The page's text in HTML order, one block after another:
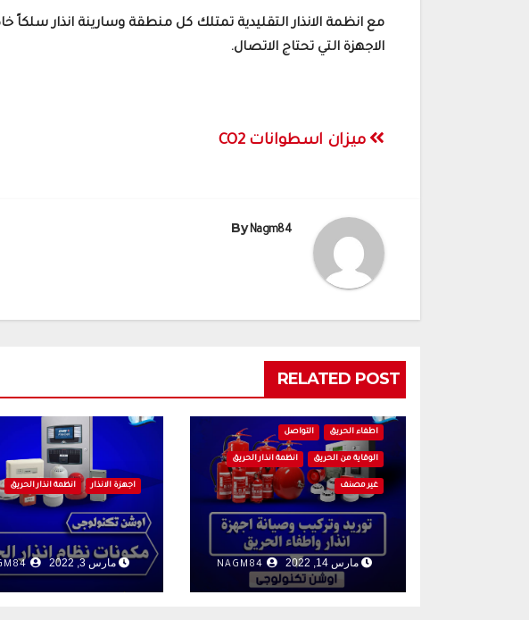
مع انظمة الانذار التقليدية تمتلك كل منطقة وسارينة انذار سلكاً
الاجهزة التي تحتاج الاتصال.
تصفّح
ميزان اسطوانات CO2
ByNagm84
RELATED POST
اطفاء الحريق التواصل
الوقاية من الحريق انظمة انذار الحريق
غير مصنف
مارس 14, 2022
اجهزة الانذار انظمة انذار الحريق
مارس 3, 2022 NAGM84